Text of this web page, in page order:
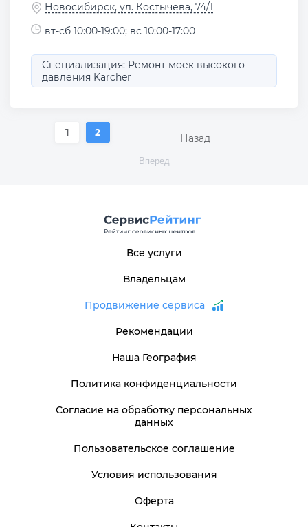
Новосибирск, ул. Костычева, 74/1
вт-сб 10:00-19:00; вс 10:00-17:00
Специализация: Ремонт моек высокого
давления Karcher
Назад
1 2
Вперед
Все услуги
Владельцам
Продвижение сервиса
Рекомендации
Наша География
Политика конфиденциальности
Согласие на обработку персональных
данных
Пользовательское соглашение
Условия использования
Оферта